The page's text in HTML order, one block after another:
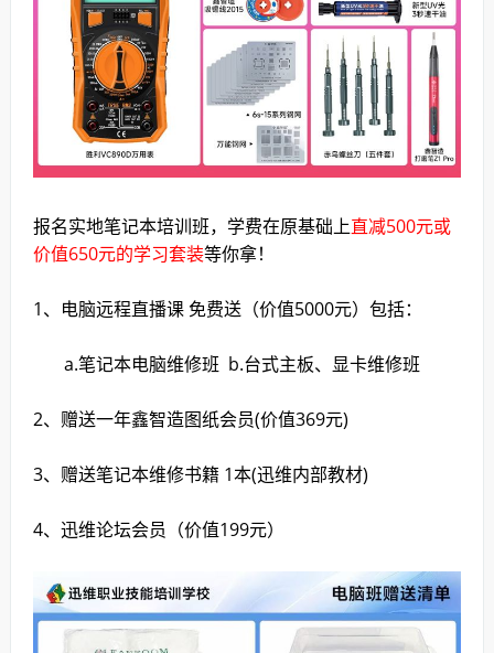
报名实地笔记本培训班，学费在原基础上直减500元或
价值650元的学习套装等你拿！
1、电脑远程直播课 免费送（价值5000元）包括：
a.笔记本电脑维修班 b.台式主板、显卡维修班
2、赠送一年鑫智造图纸会员(价值369元)
3、赠送笔记本维修书籍 1本(迅维内部教材)
4、迅维论坛会员（价值199元）